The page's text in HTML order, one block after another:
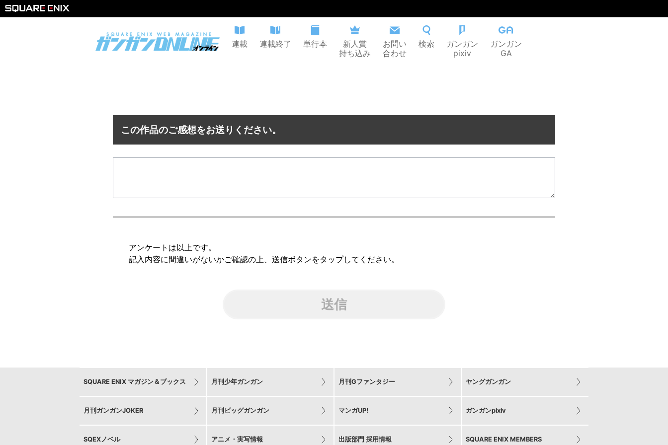
連載 連載終了 単行本
新人賞
持ち込み
お問い
合わせ
検索
ガンガン
pixiv
ガンガン
GA
この作品のご感想をお送りください。
アンケートは以上です。
記入内容に間違いがないかご確認の上、送信ボタンをタップしてください。
送信
SQUARE ENIX マガジン＆ブックス 月刊少年ガンガン 月刊Gファンタジー ヤングガンガン
月刊ガンガンJOKER 月刊ビッグガンガン マンガUP! ガンガンpixiv
SQEXノベル アニメ・実写情報 出版部門 採用情報 SQUARE ENIX MEMBERS